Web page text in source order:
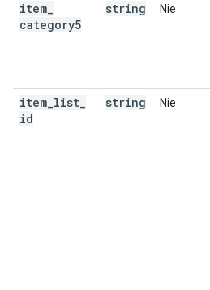
item
category5
string Nie
item list
id
string Nie